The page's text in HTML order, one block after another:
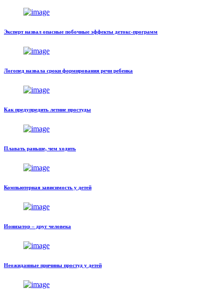
Эксперт назвал опасные побочные эффекты детокс-программ
Логопед назвала сроки формирования речи ребенка
Как предупредить летние простуды
Плавать раньше, чем ходить
Компьютерная зависимость у детей
Ионизатор – друг человека
Неожиданные причины простуд у детей